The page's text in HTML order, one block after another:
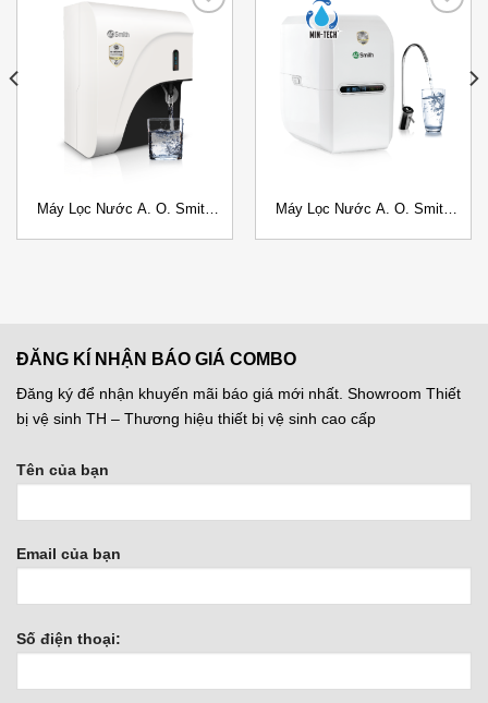
Wishlist
Máy Lọc Nước A. O. Smith
Add to
Wishlist
Máy Lọc Nước A. O. Smith
ĐĂNG KÍ NHẬN BÁO GIÁ COMBO
Đăng ký để nhận khuyến mãi báo giá mới nhất. Showroom Thiết
bị vệ sinh TH – Thương hiệu thiết bị vệ sinh cao cấp
Tên của bạn
Email của bạn
Số điện thoại: